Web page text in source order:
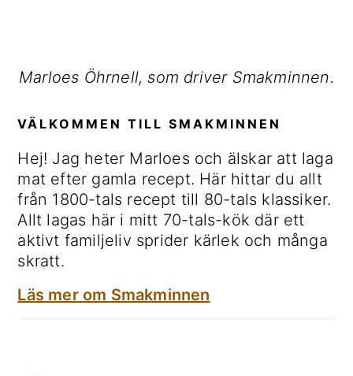
Marloes Öhrnell, som driver Smakminnen.
VÄLKOMMEN TILL SMAKMINNEN
Hej! Jag heter Marloes och älskar att laga
mat efter gamla recept. Här hittar du allt
från 1800-tals recept till 80-tals klassiker.
Allt lagas här i mitt 70-tals-kök där ett
aktivt familjeliv sprider kärlek och många
skratt.
Läs mer om Smakminnen